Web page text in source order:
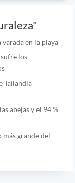
en la playa
los
Tailandia
abejas y el 94 %
grande del